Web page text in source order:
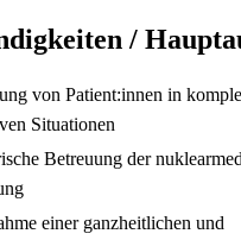
Schweiz
/
von Patient:innen in
Situationen
Betreuung der
einer ganzheitlichen und